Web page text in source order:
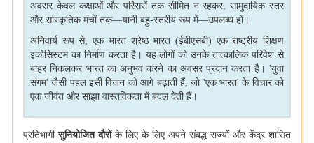
अवसर केवल कक्षाओं और परिसरों तक सीमित न रहकर,सामुदायिक स्तर
और सांस्कृतिक मंचों तक—यानी बहु-स्तरीय रूप में—उपलब्ध हों।
अनिवार्य रूप से,एक भारत श्रेष्ठ भारत (ईबीएसबी) एक राष्ट्रीय शिक्षण
इकोसिस्टम का निर्माण करता है। यह लोगों को उनके तात्कालिक परिवेश से
बाहर निकलकर भारत का अनुभव करने का अवसर प्रदान करता है। 'युवा
संगम'जैसी पहल इसी विजन को आगे बढ़ाती हैं,जो 'एक भारत'के विचार को
एक जीवंत और साझा वास्तविकता में बदल देती हैं।
प्रतिभागीसुनियोजित दौरों के लिए के लिए अपने संबद्ध राज्यों और केंद्र शासित